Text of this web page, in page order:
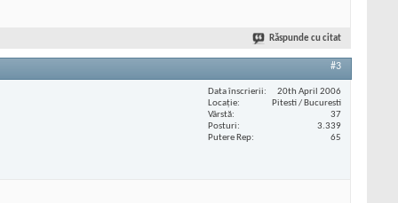
Răspunde cu citat
#3
Data înscrierii
20th April 2006
Locaţie
Pitesti / Bucuresti
Vârstă
37
Posturi
3.339
Putere Rep
65